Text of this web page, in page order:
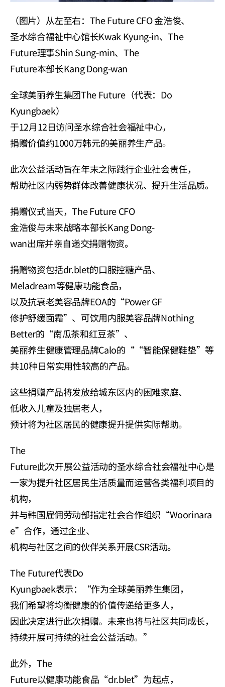
（图片）从左至右：The Future CFO 金浩俊、
圣水综合福祉中心馆长Kwak Kyung-in、The
Future理事Shin Sung-min、The
Future本部长Kang Dong-wan
全球美丽养生集团The Future（代表：Do
Kyungbaek）
于12月12日访问圣水综合社会福祉中心，
捐赠价值约1000万韩元的美丽养生产品。
此次公益活动旨在年末之际践行企业社会责任，
帮助社区内弱势群体改善健康状况、提升生活品质。
捐赠仪式当天，The Future CFO
金浩俊与未来战略本部长Kang Dong-
wan出席并亲自递交捐赠物资。
捐赠物资包括dr.blet的口服控糖产品、
Meladream等健康功能食品，
以及抗衰老美容品牌EOA的“Power GF
修护舒缓面霜”、可饮用内服美容品牌Nothing
Better的“南瓜茶和红豆茶”、
美丽养生健康管理品牌Calo的““智能保健鞋垫”等
共10种日常实用性较高的产品。
这些捐赠产品将发放给城东区内的困难家庭、
低收入儿童及独居老人，
预计将为社区居民的健康提升提供实际帮助。
The
Future此次开展公益活动的圣水综合社会福祉中心是
一家为提升社区居民生活质量而运营各类福利项目的
机构，
并与韩国雇佣劳动部指定社会合作组织“Woorinara
e”合作，通过企业、
机构与社区之间的伙伴关系开展CSR活动。
The Future代表Do
Kyungbaek表示：“作为全球美丽养生集团，
我们希望将均衡健康的价值传递给更多人，
因此决定进行此次捐赠。未来也将与社区共同成长，
持续开展可持续的社会公益活动。”
此外，The
Future以健康功能食品“dr.blet”为起点，